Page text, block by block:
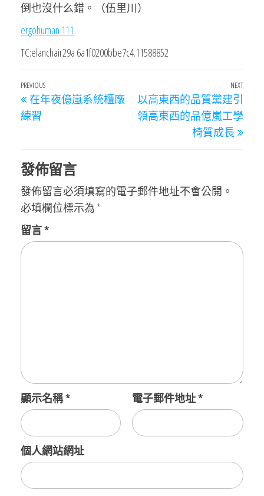
倒也沒什么錯。（伍里川）
ergohuman 111
TC:elanchair29a 6a1f0200bbe7c4.11588852
文
章
導
Previous
Post
PREVIOUS
在年夜億嵐系統櫃廠
練習
Next
NEXT
以高東西的品質黨建引
領高東西的品億嵐工學
椅質成長
發佈留言
發佈留言必須填寫的電子郵件地址不會公開。
必填欄位標示為 *
留言*
顯示名稱* 電子郵件地址*
個人網站網址